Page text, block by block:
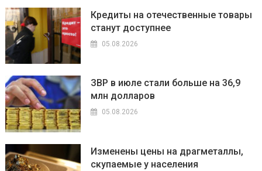
Кредиты на отечественные товары
станут доступнее
05.08.2026
ЗВР в июле стали больше на 36,9
млн долларов
05.08.2026
Изменены цены на драгметаллы,
скупаемые у населения